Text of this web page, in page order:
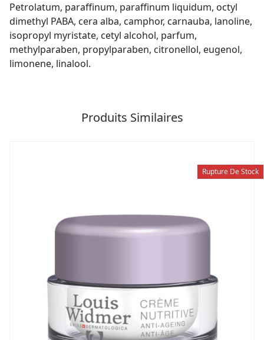
Petrolatum, paraffinum, paraffinum liquidum, octyl
dimethyl PABA, cera alba, camphor, carnauba, lanoline,
isopropyl myristate, cetyl alcohol, parfum,
methylparaben, propylparaben, citronellol, eugenol,
limonene, linalool.
Produits Similaires
Rupture De Stock